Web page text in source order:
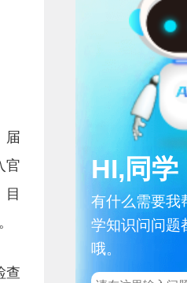
届
官
查
HI,同学
有什么需要我
学知识问问题
哦。